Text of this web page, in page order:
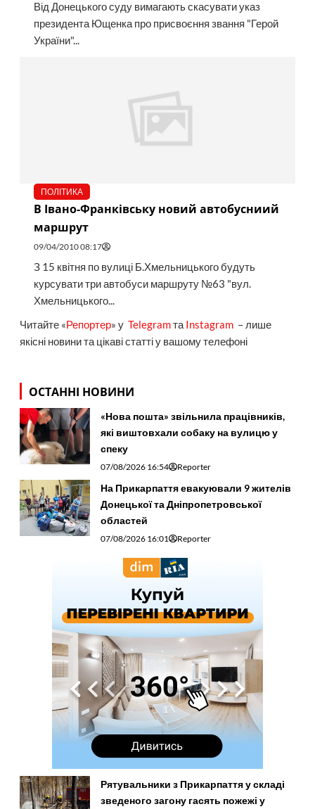
Від Донецького суду вимагають скасувати указ
президента Ющенка про присвоєння звання "Герой
України"...
ПОЛІТИКА
В Івано-Франківську новий автобусниий
маршрут
09/04/2010 08:17
З 15 квітня по вулиці Б.Хмельницького будуть
курсувати три автобуси маршруту №63 "вул.
Хмельницького...
Читайте «Репортер» у Telegramта Instagram– лише
якісні новини та цікаві статті у вашому телефоні
ОСТАННІ НОВИНИ
«Нова пошта» звільнила працівників,
які виштовхали собаку на вулицю у
спеку
07/08/2026 16:54 Reporter
На Прикарпаття евакуювали 9 жителів
Донецької та Дніпропетровської
областей
07/08/2026 16:01 Reporter
Рятувальники з Прикарпаття у складі
зведеного загону гасять пожежі у